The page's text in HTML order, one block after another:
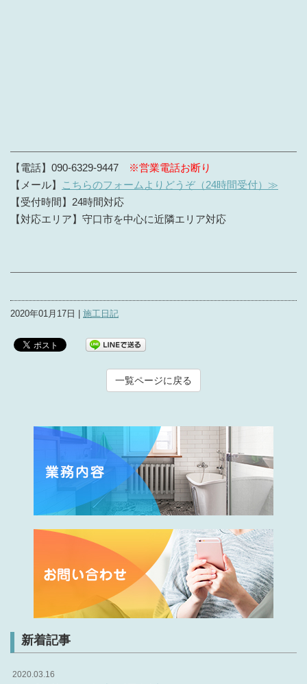
【電話】090-6329-9447
※営業電話お断り
【メール】
こちらのフォームよりどうぞ（24時間受付）≫
【受付時間】24時間対応
【対応エリア】守口市を中心に近隣エリア対応
2020年01月17日 | 施工日記
一覧ページに戻る
新着記事
2020.03.16